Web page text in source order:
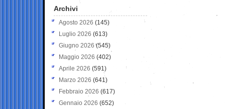
Archivi
Agosto 2026 (145)
Luglio 2026 (613)
Giugno 2026 (545)
Maggio 2026 (402)
Aprile 2026 (591)
Marzo 2026 (641)
Febbraio 2026 (617)
Gennaio 2026 (652)